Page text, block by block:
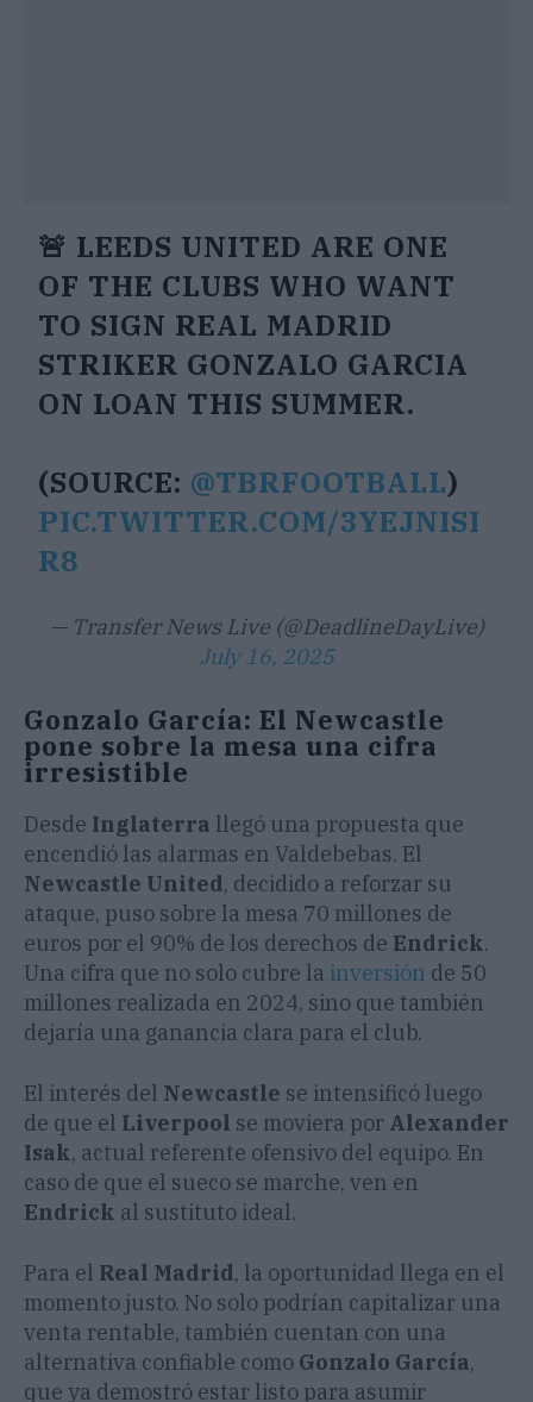
🚨 LEEDS UNITED ARE ONE
OF THE CLUBS WHO WANT
TO SIGN REAL MADRID
STRIKER GONZALO GARCIA
ON LOAN THIS SUMMER.
(SOURCE: @TBRFOOTBALL)
PIC.TWITTER.COM/3YEJNISI
R8
— Transfer News Live (@DeadlineDayLive)
July 16, 2025
Gonzalo García: El Newcastle
pone sobre la mesa una cifra
irresistible
Desde Inglaterra llegó una propuesta que
encendió las alarmas en Valdebebas. El
Newcastle United, decidido a reforzar su
ataque, puso sobre la mesa 70 millones de
euros por el 90% de los derechos de Endrick.
Una cifra que no solo cubre la inversión de 50
millones realizada en 2024, sino que también
dejaría una ganancia clara para el club.
El interés del Newcastle se intensificó luego
de que el Liverpool se moviera por Alexander
Isak, actual referente ofensivo del equipo. En
caso de que el sueco se marche, ven en
Endrick al sustituto ideal.
Para el Real Madrid, la oportunidad llega en el
momento justo. No solo podrían capitalizar una
venta rentable, también cuentan con una
alternativa confiable como Gonzalo García,
que ya demostró estar listo para asumir